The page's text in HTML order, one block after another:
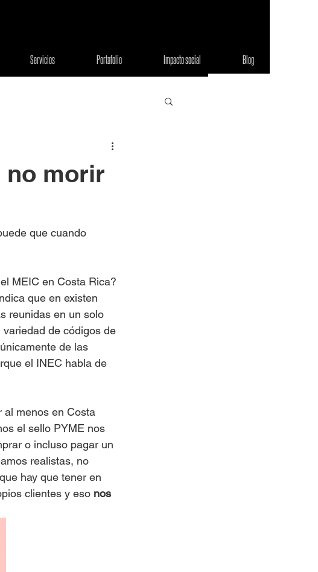
Servicios Portafolio Impacto social Blog
no morir
que cuando
MEIC en Costa Rica?
que en existen
reunidas en un solo
de códigos de
de las
el INEC habla de
al menos en Costa
el sello PYME nos
o incluso pagar un
realistas, no
hay que tener en
clientes y eso nos